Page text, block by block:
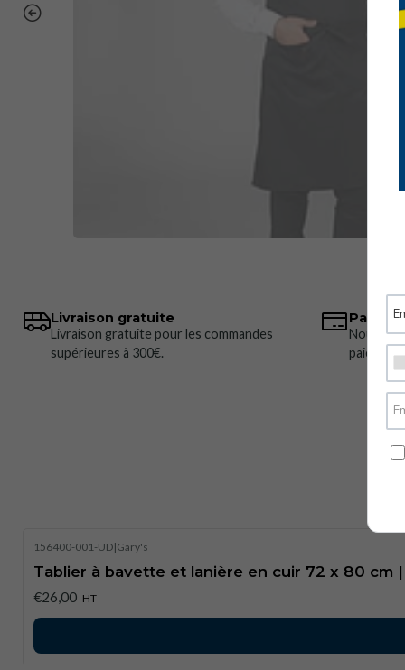
Livraison gratuite
Livraison gratuite pour les commandes
supérieures à 300€.
Nous
paiement
156400-001-UD|Gary's
Tablier à bavette et lanière en cuir 72 x 80 cm |
€26,00 HT